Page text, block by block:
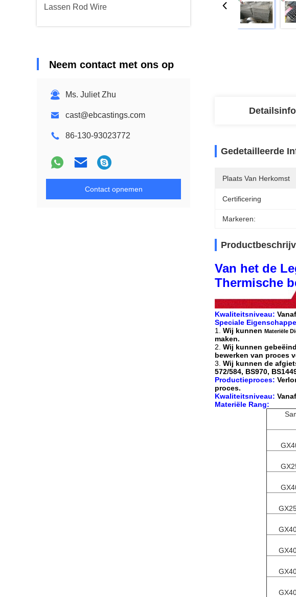
Lassen Rod Wire
Neem contact met ons op
Ms. Juliet Zhu
cast@ebcastings.com
86-130-93023772
Contact opnemen
Gedetailleerde
Plaats Van Herkomst
Certificering
Markeren:
Van het de
Thermische
Kwaliteitsniveau:
Speciale
1. Wij kunnen Materiële
maken.
2. Wij kunnen
bewerken van proces
3. Wij kunnen de
572/584, BS970,
Productieproces:
proces.
Kwaliteitsniveau:
Materiële Rang: